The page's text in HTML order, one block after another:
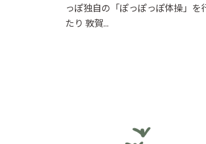
っぽ独自の「ぽっぽっぽ体操」を
たり 敦賀...